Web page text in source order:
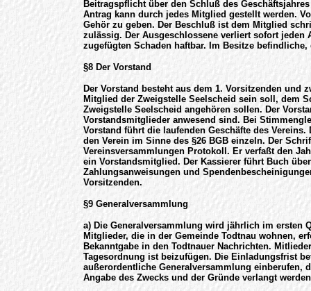
Beitragspflicht über den Schluß des
Antrag kann durch jedes Mitglied gestellt werden.
Gehör zu geben. Der Beschluß ist dem Mitglied
zulässig. Der Ausgeschlossene verliert sofort
zugefügten Schaden haftbar. Im Besitze
§8 Der Vorstand
Der Vorstand besteht aus dem 1. Vorsitzenden und
Mitglied der Zweigstelle Seelscheid sein soll, dem
Zweigstelle Seelscheid angehören sollen. Der
Vorstandsmitglieder anwesend sind. Bei
Vorstand führt die laufenden Geschäfte des
den Verein im Sinne des §26 BGB einzeln. Der
Vereinsversammlungen Protokoll. Er verfaßt den
ein Vorstandsmitglied. Der Kassierer führt Buch
Zahlungsanweisungen und
Vorsitzenden.
§9 Generalversammlung
a) Die Generalversammlung wird jährlich im ersten
Mitglieder, die in der Gemeinde Todtnau wohnen,
Bekanntgabe in den Todtnauer Nachrichten.
Tagesordnung ist beizufügen. Die Einladungsfrist
außerordentliche Generalversammlung einberufen,
Angabe des Zwecks und der Gründe verlangt